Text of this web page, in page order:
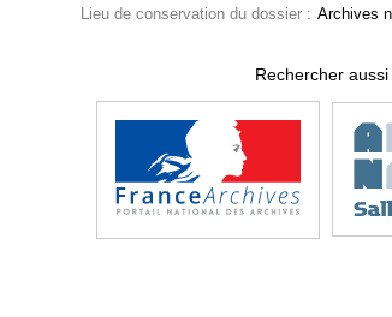
Lieu de conservation du dossier : Archives
Rechercher